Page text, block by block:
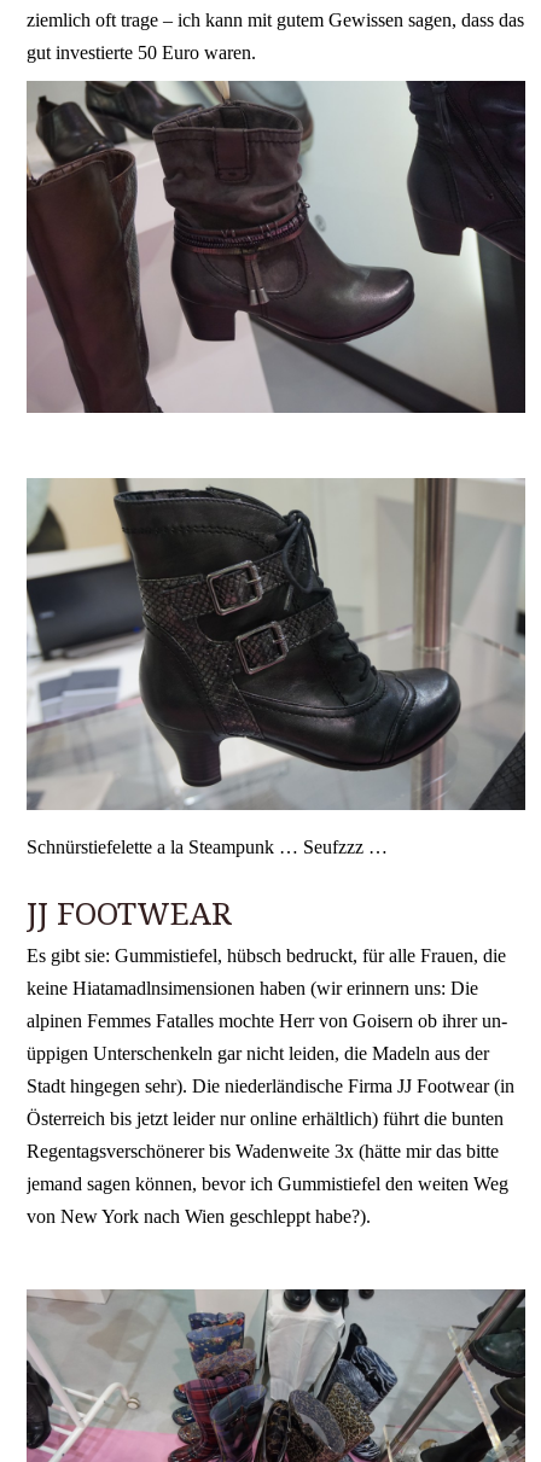
ziemlich oft trage – ich kann mit gutem Gewissen sagen, dass das
gut investierte 50 Euro waren.
Schnürstiefelette a la Steampunk … Seufzzz …
JJ FOOTWEAR
Es gibt sie: Gummistiefel, hübsch bedruckt, für alle Frauen, die
keine Hiatamadlnsimensionen haben (wir erinnern uns: Die
alpinen Femmes Fatalles mochte Herr von Goisern ob ihrer un-
üppigen Unterschenkeln gar nicht leiden, die Madeln aus der
Stadt hingegen sehr). Die niederländische Firma JJ Footwear (in
Österreich bis jetzt leider nur online erhältlich) führt die bunten
Regentagsverschönerer bis Wadenweite 3x (hätte mir das bitte
jemand sagen können, bevor ich Gummistiefel den weiten Weg
von New York nach Wien geschleppt habe?).